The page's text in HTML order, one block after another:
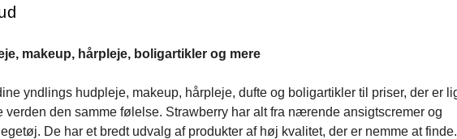
makeup, hårpleje, boligartikler og mere
yndlings hudpleje, makeup, hårpleje, dufte og boligartikler til priser, der er
verden den samme følelse. Strawberry har alt fra nærende ansigtscremer og
De har et bredt udvalg af produkter af høj kvalitet, der er nemme at finde.